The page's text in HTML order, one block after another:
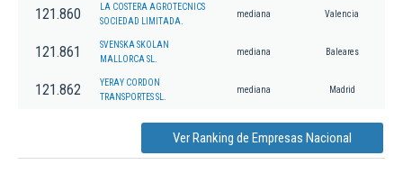
121.860
LA COSTERA AGROTECNICS
SOCIEDAD LIMITADA.
mediana Valencia
121.861
SVENSKA SKOLAN
MALLORCA SL.
mediana Baleares
121.862
YERAY CORDON
TRANSPORTES SL.
mediana Madrid
Ver Ranking de Empresas Nacional